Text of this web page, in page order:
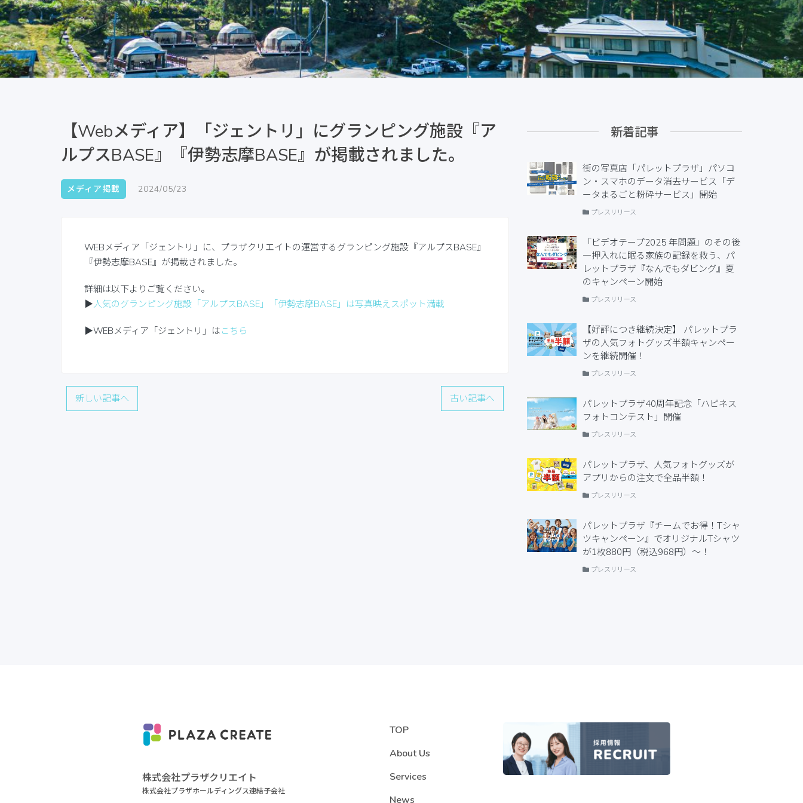
【Webメディア】「ジェントリ」にグランピング施設『ア
ルプスBASE』『伊勢志摩BASE』が掲載されました。
メディア掲載 2024/05/23
WEBメディア「ジェントリ」に、プラザクリエイトの運営するグランピング施設『アルプスBASE』
『伊勢志摩BASE』が掲載されました。
詳細は以下よりご覧ください。
▶人気のグランピング施設「アルプスBASE」「伊勢志摩BASE」は写真映えスポット満載
▶WEBメディア「ジェントリ」は こちら
新しい記事へ 古い記事へ
新着記事
街の写真店「パレットプラザ」パソコ
ン・スマホのデータ消去サービス「デ
ータまるごと粉砕サービス」開始
プレスリリース
「ビデオテープ2025 年問題」のその後
―押入れに眠る家族の記録を救う、パ
レットプラザ『なんでもダビング』夏
のキャンペーン開始
プレスリリース
【好評につき継続決定】 パレットプラ
ザの人気フォトグッズ半額キャンペー
ンを継続開催！
プレスリリース
パレットプラザ40周年記念「ハピネス
フォトコンテスト」開催
プレスリリース
パレットプラザ、人気フォトグッズが
アプリからの注文で全品半額！
プレスリリース
パレットプラザ『チームでお得！Tシャ
ツキャンペーン』でオリジナルTシャツ
が1枚880円（税込968円）〜！
プレスリリース
株式会社プラザクリエイト
株式会社プラザホールディングス連結子会社
TOP
About Us
Services
News